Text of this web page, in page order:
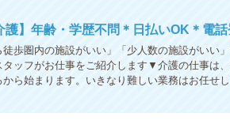
護】年齢・学歴不問＊日払いOK＊電
歩圏内の施設がいい」「少人数の施設がいい
ッフがお仕事をご紹介します▼介護の仕事は
ら始まります。いきなり難しい業務はお任せ